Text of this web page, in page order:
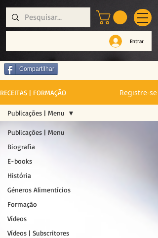
Entrar
Compartilhar
RECEITAS | FORMAÇÃO Registre-se
Publicações | Menu
Biografia
E-books
História
Géneros Alimentícios
Formação
Vídeos
Vídeos | Subscritores
Publicações | Menu